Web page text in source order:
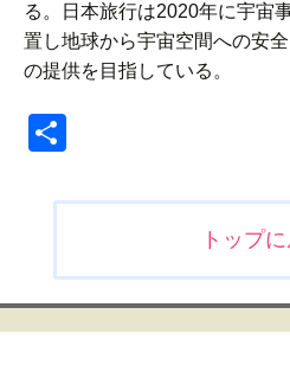
る。日本旅行は2020年に宇宙
置し地球から宇宙空間への安
の提供を目指している。
ビ
ゲ
トップ